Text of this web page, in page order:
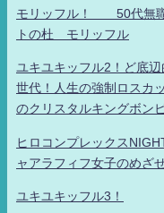
モリッフル！ 50代無職
トの杜 モリッフル
ユキユキッフル2！ど底
世代！人生の強制ロスカ
のクリスタルキングボン
ヒロコンプレックス
ャアラフィフ女子のめざ
ユキユキッフル3！